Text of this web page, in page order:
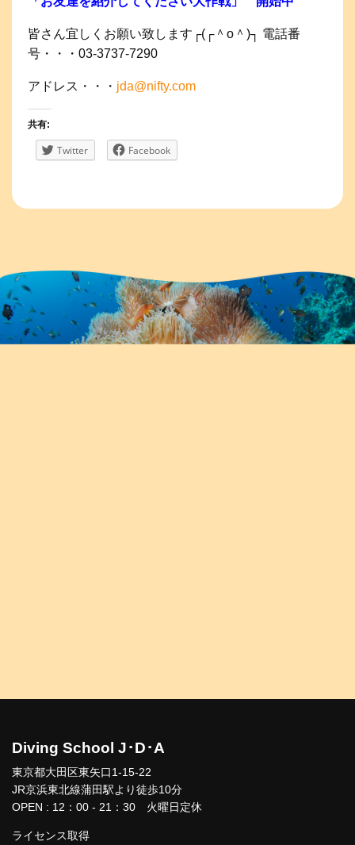
皆さん宜しくお願い致します┌(┌＾o＾)┐ 電話番
号・・・03-3737-7290
アドレス・・・ jda@nifty.com
共有:
Twitter Facebook
Diving School J･D･A
東京都大田区東矢口1-15-22
JR京浜東北線蒲田駅より徒歩10分
OPEN : 12：00 - 21：30 火曜日定休
ライセンス取得